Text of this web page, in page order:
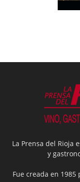
La Prensa del Rioja
y
Fue creada en